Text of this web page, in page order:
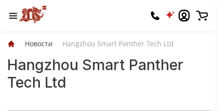
Новости Hangzhou Smart Panther Tech Ltd
Hangzhou Smart Panther
Tech Ltd